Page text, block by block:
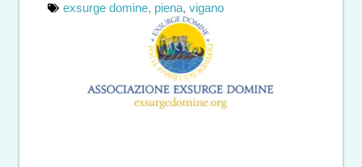
exsurge domine, piena, vigano